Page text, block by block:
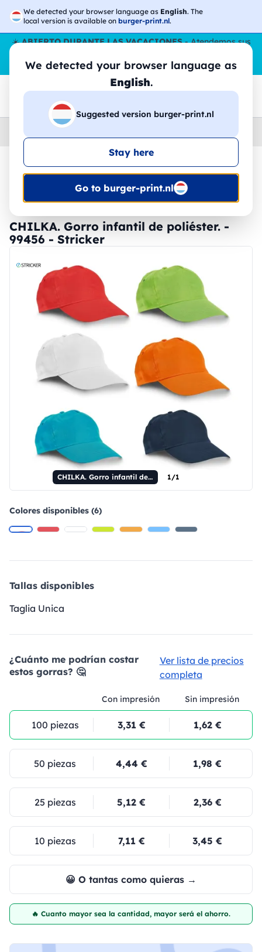
We detected your browser language as English. The
local version is available on burger-print.nl.
We detected your browser language as
English.
Suggested version burger-print.nl
Stay here
Go to burger-print.nl
☀️ABIERTO DURANTE LAS VACACIONES- Atendemos sus
pedidos durante todo el verano, incluso en agosto.
Sin parar
😎🌴
Home
🔥 -30% de impresión DTF
CHILKA. Gorro infantil de poliéster. -
99456 - Stricker
CHILKA. Gorro infantil de poliéster. 1/1
Colores disponibles (6)
Tallas disponibles
Taglia Unica
¿Cuánto me podrían costar
estos gorras? 🤔
Ver lista de precios
completa
Con impresión Sin impresión
100 piezas 3,31 € 1,62 €
50 piezas 4,44 € 1,98 €
25 piezas 5,12 € 2,36 €
10 piezas 7,11 € 3,45 €
😀 O tantas como quieras →
🔥 Cuanto mayor sea la cantidad, mayor será el ahorro.